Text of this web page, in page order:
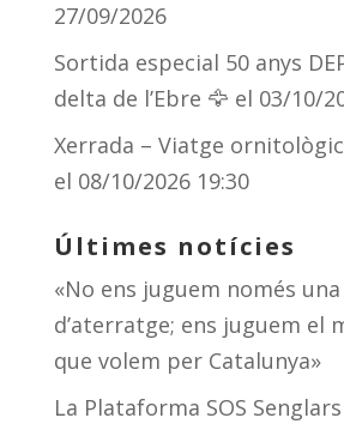
27/09/2026
Sortida especial 50 anys
delta de l’Ebre 🦅 el 03/10/
Xerrada – Viatge
el 08/10/2026 19:30
Últimes notícies
«No ens juguem només
d’aterratge; ens juguem el
que volem per Catalunya»
La Plataforma SOS